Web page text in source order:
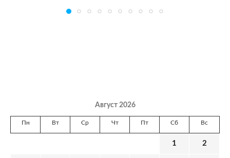
Август 2026
Пн Вт Ср Чт Пт Сб Вс
1 2